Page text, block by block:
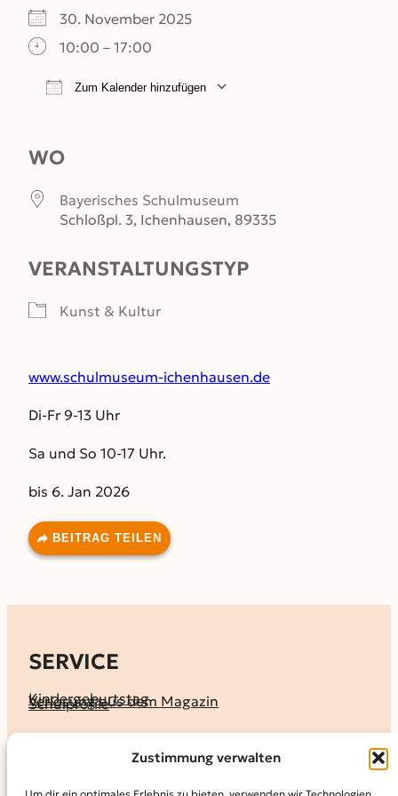
Zustimmung verwalten
30. November 2025
10:00 – 17:00
Zum Kalender hinzufügen
WO
Bayerisches Schulmuseum
Schloßpl. 3, Ichenhausen, 89335
VERANSTALTUNGSTYP
Kunst & Kultur
www.schulmuseum-ichenhausen.de
Di-Fr 9-13 Uhr
Sa und So 10-17 Uhr.
bis 6. Jan 2026
BEITRAG TEILEN
SERVICE
Kindergeburtstag
Verlosung aus dem Magazin
Schulprofile
KALENDER